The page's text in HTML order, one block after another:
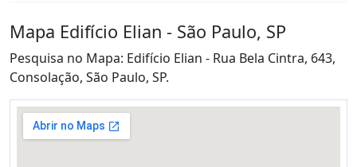
Mapa Edifício Elian - São Paulo, SP
Pesquisa no Mapa: Edifício Elian - Rua Bela Cintra, 643,
Consolação, São Paulo, SP.